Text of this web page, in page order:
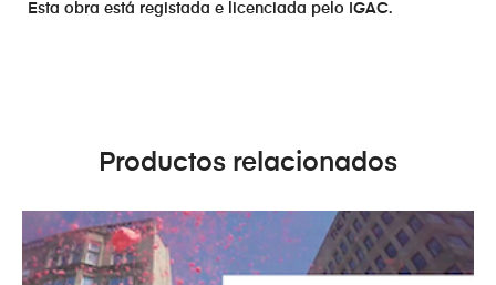
Esta obra está registada e licenciada pelo IGAC.
Productos relacionados